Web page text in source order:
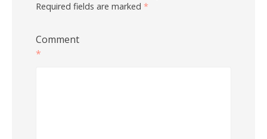
Required fields are marked *
Comment
*